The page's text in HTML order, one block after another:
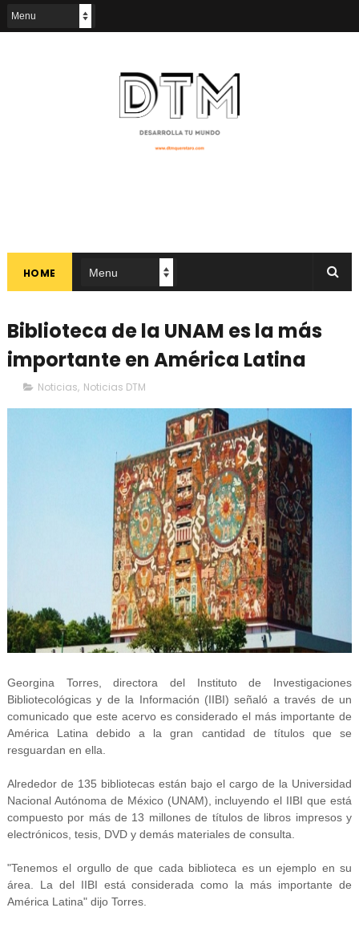
HOME
Biblioteca de la UNAM es la más
importante en América Latina
Noticias, Noticias DTM
Georgina Torres, directora del Instituto de Investigaciones
Bibliotecológicas y de la Información (IIBI) señaló a través de un
comunicado que este acervo es considerado el más importante de
América Latina debido a la gran cantidad de títulos que se
resguardan en ella.
Alrededor de 135 bibliotecas están bajo el cargo de la Universidad
Nacional Autónoma de México (UNAM), incluyendo el IIBI que está
compuesto por más de 13 millones de títulos de libros impresos y
electrónicos, tesis, DVD y demás materiales de consulta.
"Tenemos el orgullo de que cada biblioteca es un ejemplo en su
área. La del IIBI está considerada como la más importante de
América Latina" dijo Torres.